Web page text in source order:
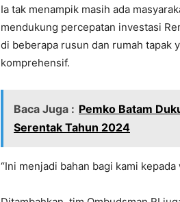
Ia tak menampik masih ada
mendukung percepatan investasi
di beberapa rusun dan rumah tapak
komprehensif.
Baca Juga : Pemko Batam
Serentak Tahun 2024
“Ini menjadi bahan bagi kami